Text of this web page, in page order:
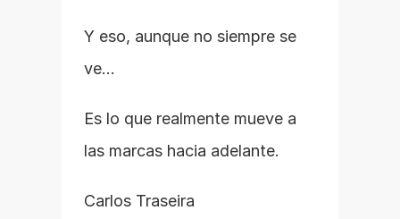
Y eso, aunque no siempre se
ve…
Es lo que realmente mueve a
las marcas hacia adelante.
Carlos Traseira